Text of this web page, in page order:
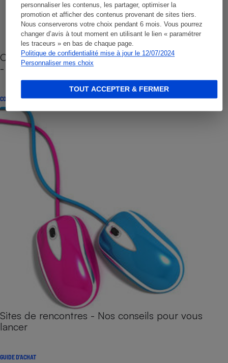
personnaliser les contenus, les partager, optimiser la
promotion et afficher des contenus provenant de sites tiers.
Nous conserverons votre choix pendant 6 mois. Vous pourrez
changer d’avis à tout moment en utilisant le lien « paramétrer
les traceurs » en bas de chaque page.
Politique de confidentialité mise à jour le 12/07/2024
Personnaliser mes choix
TOUT ACCEPTER & FERMER
Cafetière à capsules zéro déchet CoffeeB (vidéo)
- Premières impressions
CONSEILS
Sites de rencontres - Nos conseils pour vous
lancer
GUIDE D'ACHAT